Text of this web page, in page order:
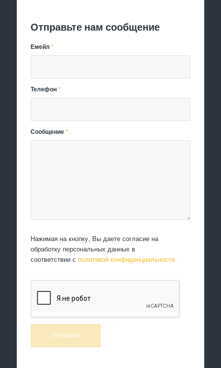
Отправьте нам сообщение
Емейл*
Телефон*
Сообщение*
Нажимая на кнопку, Вы даете согласие на
обработку персональных данных в
соответствии с политикой конфиденциальности